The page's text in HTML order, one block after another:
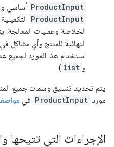
ProductInput أساسي
ProductInput
الخلاصة وعمليات المعالجة.
النهائية للمنتج وأي مشاكل
استخدام هذا المورد لجميع
و list
).
يتم تحديد تنسيق وسمات جميع
مورد ProductInput في
الإجراءات التي تتيحها